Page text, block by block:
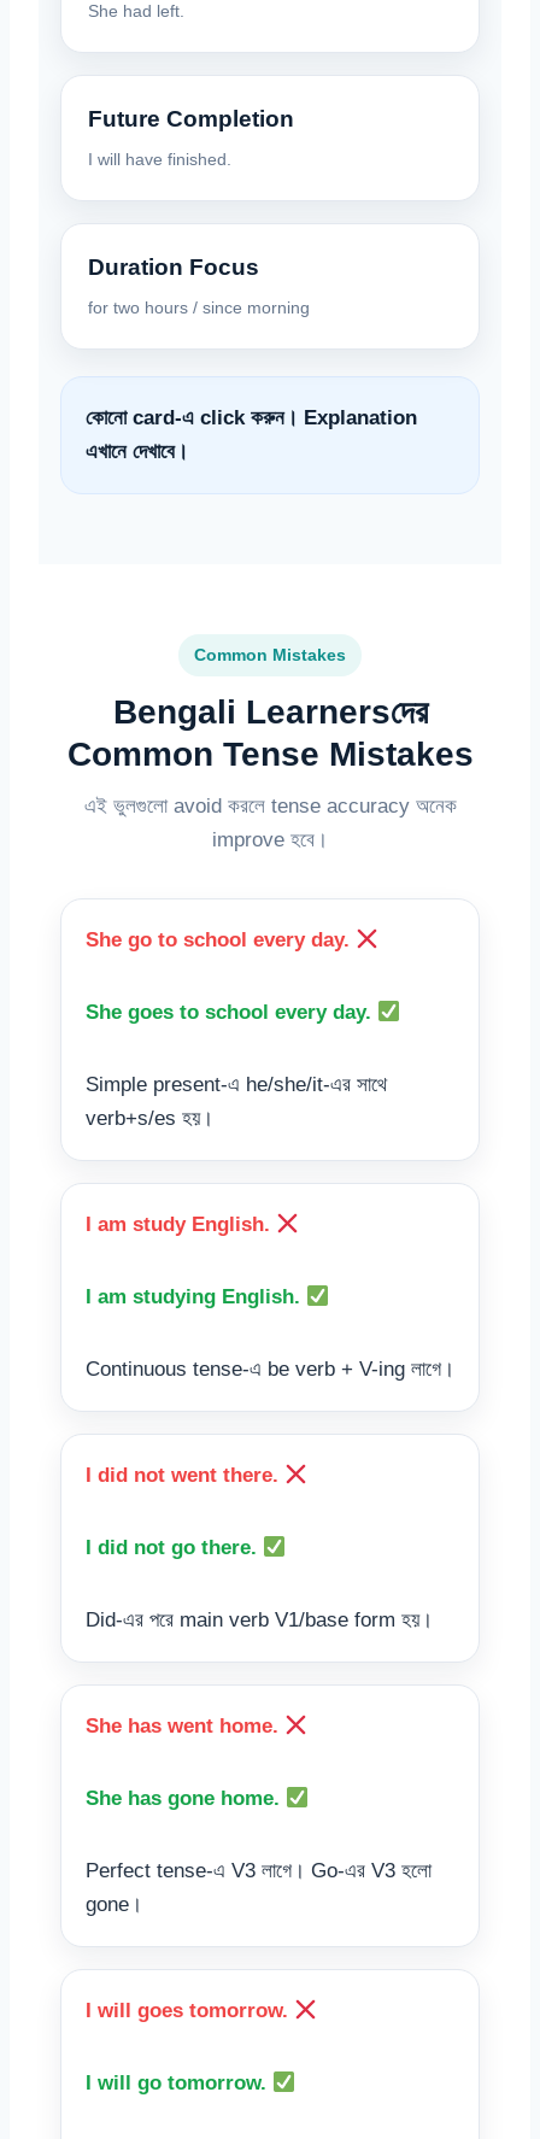
She had left.
Future Completion
I will have finished.
Duration Focus
for two hours / since morning
কোনো card-এ click করুন। Explanation
এখানে দেখাবে।
Common Mistakes
Bengali Learnersদের
Common Tense Mistakes
এই ভুলগুলো avoid করলে tense accuracy অনেক
improve হবে।
She go to school every day.
She goes to school every day.
Simple present-এ he/she/it-এর সাথে
verb+s/es হয়।
I am study English.
I am studying English.
Continuous tense-এ be verb + V-ing লাগে।
I did not went there.
I did not go there.
Did-এর পরে main verb V1/base form হয়।
She has went home.
She has gone home.
Perfect tense-এ V3 লাগে। Go-এর V3 হলো
gone।
I will goes tomorrow.
I will go tomorrow.